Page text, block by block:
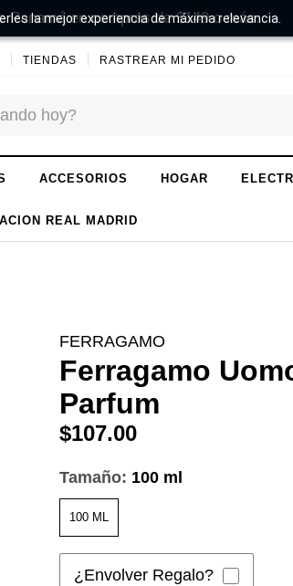
la mejor experiencia de máxima relevancia.
Panamá en compras de $149 o más.
TIENDAS RASTREAR MI PEDIDO
ACCESORIOS HOGAR
REAL MADRID
FERRAGAMO
Ferragamo
Parfum
$107.00
Tamaño: 100 ml
100 ML
¿Envolver Regalo?